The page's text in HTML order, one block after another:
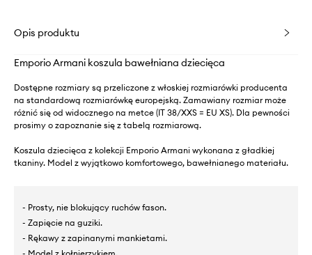
Opis produktu
Emporio Armani koszula bawełniana dziecięca
Dostępne rozmiary są przeliczone z włoskiej rozmiarówki producenta
na standardową rozmiarówkę europejską. Zamawiany rozmiar może
różnić się od widocznego na metce (IT 38/XXS = EU XS). Dla pewności
prosimy o zapoznanie się z tabelą rozmiarową.
Koszula dziecięca z kolekcji Emporio Armani wykonana z gładkiej
tkaniny. Model z wyjątkowo komfortowego, bawełnianego materiału.
- Prosty, nie blokujący ruchów fason.
- Zapięcie na guziki.
- Rękawy z zapinanymi mankietami.